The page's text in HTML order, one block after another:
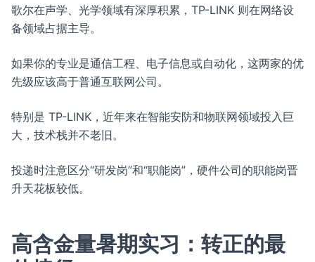
歌尔在声学、光学领域有深厚积累，TP-LINK 则在网络设
备领域占据主导。
如果你的专业是通信工程、电子信息或自动化，这两家的优
先级应该高于普通互联网公司。
特别是 TP-LINK，近年来在智能安防和物联网领域投入巨
大，技术栈并不老旧。
投递时注意区分“研发岗”和“职能岗”，硬件公司的职能岗晋
升天花板较低。
高含金量暑期实习：转正的最